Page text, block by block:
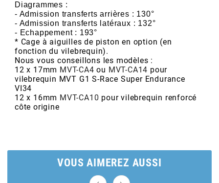
AXWIN
b
BANDO
Diagrammes :
- Admission transferts arrières : 130°
- Admission transferts latéraux : 132°
- Echappement : 193°
* Cage à aiguilles de piston en option (en
fonction du vilebrequin).
Nous vous conseillons les modèles :
12 x 17mm MVT-CA4 ou MVT-CA14 pour
vilebrequin MVT G1 S-Race Super Endurance
VI34
12 x 16mm MVT-CA10 pour vilebrequin renforcé
côte origine
VOUS AIMEREZ AUSSI